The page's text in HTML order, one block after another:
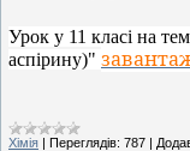
Урок у 11 класі на
аспірину)"
Хімія | Переглядів: 787 |